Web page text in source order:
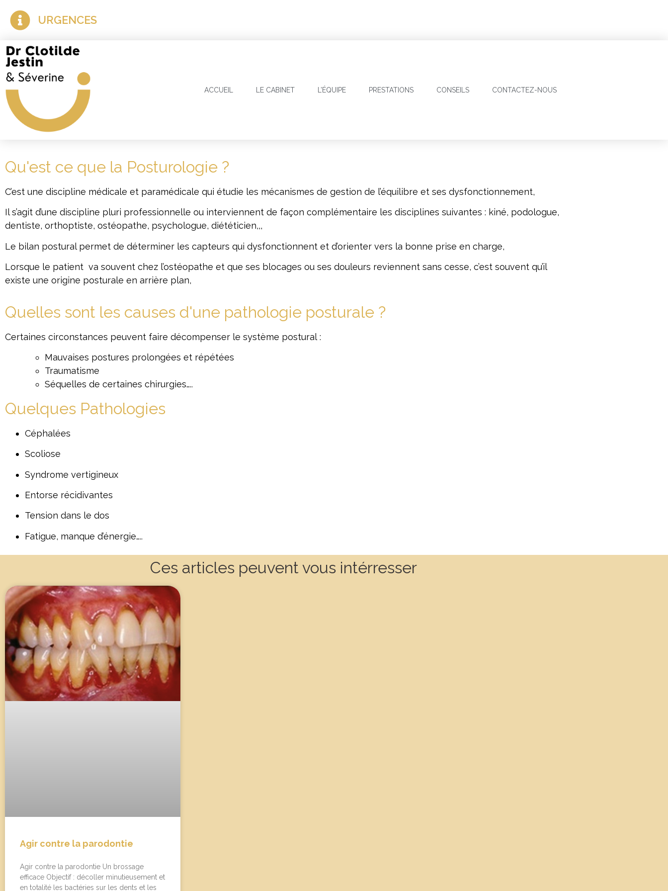
URGENCES
ACCUEIL LE CABINET L’ÉQUIPE PRESTATIONS CONSEILS CONTACTEZ-NOUS
Qu'est ce que la Posturologie ?
C’est une discipline médicale et paramédicale qui étudie les mécanismes de gestion de l’équilibre et ses dysfonctionnement,
Il s’agit d’une discipline pluri professionnelle ou interviennent de façon complémentaire les disciplines suivantes : kiné, podologue,
dentiste, orthoptiste, ostéopathe, psychologue, diététicien,,,
Le bilan postural permet de déterminer les capteurs qui dysfonctionnent et d’orienter vers la bonne prise en charge,
Lorsque le patient va souvent chez l’ostéopathe et que ses blocages ou ses douleurs reviennent sans cesse, c’est souvent qu’il
existe une origine posturale en arrière plan,
Quelles sont les causes d'une pathologie posturale ?
Certaines circonstances peuvent faire décompenser le système postural :
Mauvaises postures prolongées et répétées
Traumatisme
Séquelles de certaines chirurgies…..
Quelques Pathologies
Céphalées
Scoliose
Syndrome vertigineux
Entorse récidivantes
Tension dans le dos
Fatigue, manque d’énergie…..
Ces articles peuvent vous intérresser
Agir contre la parodontie
Agir contre la parodontie Un brossage
efficace Objectif : décoller minutieusement et
en totalité les bactéries sur les dents et les